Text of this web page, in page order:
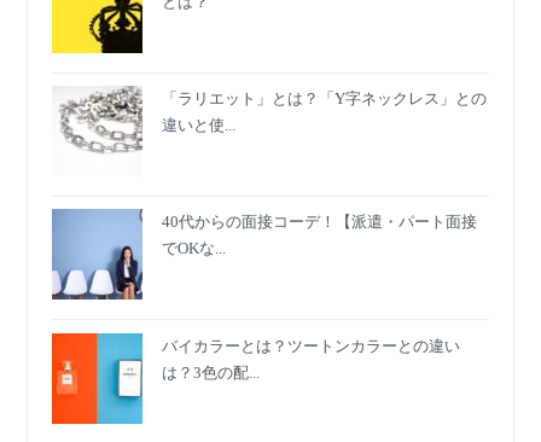
「ラリエット」とは？「Y字ネックレス」との
違いと使...
40代からの面接コーデ！【派遣・パート面接
でOKな...
バイカラーとは？ツートンカラーとの違い
は？3色の配...